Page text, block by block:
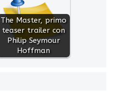
The Master, primo
teaser trailer con
Philip Seymour
Hoffman